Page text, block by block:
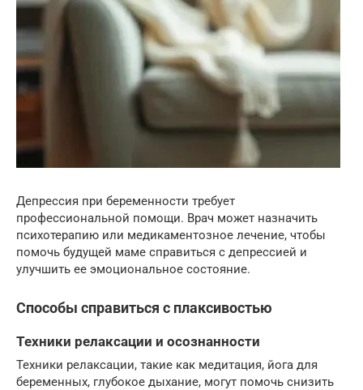
Депрессия при беременности требует
профессиональной помощи. Врач может назначить
психотерапию или медикаментозное лечение, чтобы
помочь будущей маме справиться с депрессией и
улучшить ее эмоциональное состояние.
Способы справиться с плаксивостью
Техники релаксации и осознанности
Техники релаксации, такие как медитация, йога для
беременных, глубокое дыхание, могут помочь снизить